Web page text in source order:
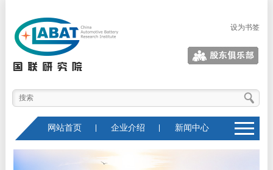
设为书签
股东俱乐部
网站首页 企业介绍 新闻中心